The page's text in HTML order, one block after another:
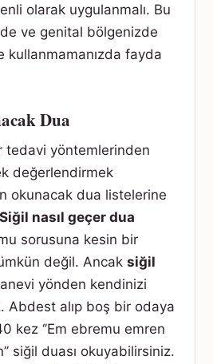
olarak uygulanmalı. Bu
ve genital bölgenizde
kullanmamanızda fayda
Dua
tedavi yöntemlerinden
değerlendirmek
okunacak dua listelerine
Siğil nasıl geçer dua
sorusuna kesin bir
değil. Ancak siğil
yönden kendinizi
Abdest alıp boş bir odaya
kez ‘’Em ebremu emren
siğil duası okuyabilirsiniz.